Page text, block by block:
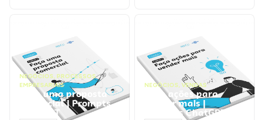
NEGÓCIOS, PROCESSOS
EMPRESARIAIS
Faça uma proposta
comercial | Prompts
ChatGPT
NEGÓCIOS, VENDAS
Faça ações para
vender mais |
Prompts ChatGPT